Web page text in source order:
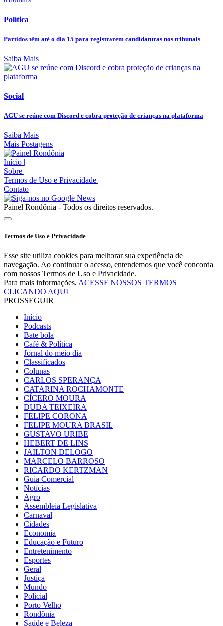
Política
Partidos têm até o dia 15 para registrarem candidaturas nos tribunais
Saiba Mais
Social
AGU se reúne com Discord e cobra proteção de crianças na plataforma
Saiba Mais
Mais Postagens
Início
Sobre
Termos de Uso e Privacidade
Contato
Painel Rondônia - Todos os direitos reservados.
Termos de Uso e Privacidade
Esse site utiliza cookies para melhorar sua experiência de
navegação. Ao continuar o acesso, entendemos que você concorda
com nossos Termos de Uso e Privacidade.
Para mais informações, ACESSE NOSSOS TERMOS
CLICANDO AQUI
PROSSEGUIR
Início
Podcasts
Bate bola
Café & Política
Jornal do meio dia
Classificados
Colunas
CARLOS SPERANÇA
CATARINA ROCHAMONTE
CÍCERO MOURA
DUDA TEIXEIRA
FELIPE CORONA
FELIPE MOURA BRASIL
GUSTAVO URIBE
HEBERT DE LINS
JAILTON DELOGO
MARCELO BARROSO
RICARDO KERTZMAN
Guia Comercial
Notícias
Agro
Assembleia Legislativa
Carnaval
Cidades
Economia
Educação e Futuro
Entretenimento
Esportes
Geral
Justiça
Mundo
Policial
Porto Velho
Rondônia
Saúde e Beleza